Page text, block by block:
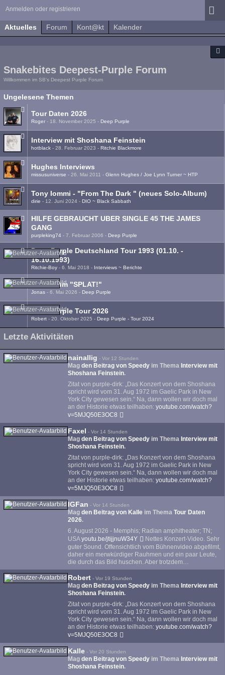
Anmelden oder registrieren
Aktuelles Forum Kont@kt Kalender
Snakebites Deepest-Purple Forum
Willkommen im SB's Deepest Purple Forum
Ungelesene Themen
Tour Daten 2026
Roger - 18. November 2025 - Deep Purple
Interview mit Shoshana Feinstein
hotblack - 28. Februar 2023 - Ritchie Blackmore
Hughes Interviews
missusuniverse - 26. Mai 2011 - Glenn Hughes / Joe Lynn Turner ~ HTP
Tony Iommi - "From The Dark " (neues Solo-Album)
dirie - 12. Juni 2024 - DIO ~ Black Sabbath
HILFE GEBRAUCHT UBER SINGLE 45 THE JAMES
GANG
purpleking74 - 7. Februar 2006 - Deep Purple
Deep Purple Deutschland Tour 1993 (01.10. -
16.10.1993)
Ritchie-Boy - 6. Mai 2018 - Interviews ~ Berichte
Das Album "SPLAT!"
Jonas - 6. Mai 2026 - Deep Purple
Deep Purple Tour 2026
Robert - 20. Oktober 2025 - Deep Purple - Tour 2024
Letzte Aktivitäten
nainallig - Vor 12 Stunden
Mag den Beitrag von Speedy im Thema Interview mit
Shoshana Feinstein.
Zitat von purple-dirk: „Das Konzert von dem Shoshana
spricht wird vom 31. Aug 1972 im Gaelic Park in New
York City gewesen sein.“ Na, dann wollen wir doch mal
an der Historie etwas teilhaben: youtube.com/watch?
v=5MJQ50E3OC8
Faxel - Vor 14 Stunden
Mag den Beitrag von Speedy im Thema Interview mit
Shoshana Feinstein.
Zitat von purple-dirk: „Das Konzert von dem Shoshana
spricht wird vom 31. Aug 1972 im Gaelic Park in New
York City gewesen sein.“ Na, dann wollen wir doch mal
an der Historie etwas teilhaben: youtube.com/watch?
v=5MJQ50E3OC8
IGFan - Vor 14 Stunden
Mag den Beitrag von Kalle im Thema Tour Daten
2026.
6. August 2026 - Memphis; Radian amphitheater; TN;
USAyoutu.be/jtijjnuW34Y
Nettes Konzert-Video. Sehr
guter Sound. Offensichtlich vom Bühnenvideo abgefilmt,
daher ein merwkürdiger Rauhmen und ein paar Leute,
die durch das Bild huschen. Aber trotzdem…
Robert - Vor 19 Stunden
Mag den Beitrag von Speedy im Thema Interview mit
Shoshana Feinstein.
Zitat von purple-dirk: „Das Konzert von dem Shoshana
spricht wird vom 31. Aug 1972 im Gaelic Park in New
York City gewesen sein.“ Na, dann wollen wir doch mal
an der Historie etwas teilhaben: youtube.com/watch?
v=5MJQ50E3OC8
Kalle - Vor 20 Stunden
Mag den Beitrag von Speedy im Thema Interview mit
Shoshana Feinstein.